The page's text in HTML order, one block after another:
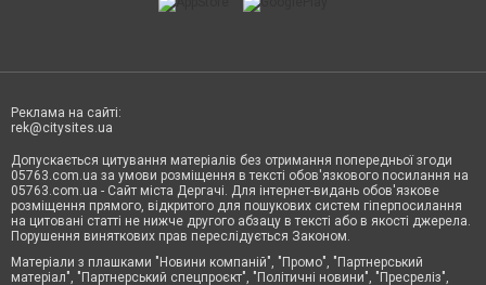
Реклама на сайті:
rek@citysites.ua
Допускається цитування матеріалів без отримання попередньої згоди
05763.com.ua за умови розміщення в тексті обов'язкового посилання на
05763.com.ua - Сайт міста Дергачі. Для інтернет-видань обов'язкове
розміщення прямого, відкритого для пошукових систем гіперпосилання
на цитовані статті не нижче другого абзацу в тексті або в якості джерела.
Порушення виняткових прав переслідується Законом.
Матеріали з плашками "Новини компаній", "Промо", "Партнерський
матеріал", "Партнерський спецпроєкт", "Політичні новини", "Пресреліз",